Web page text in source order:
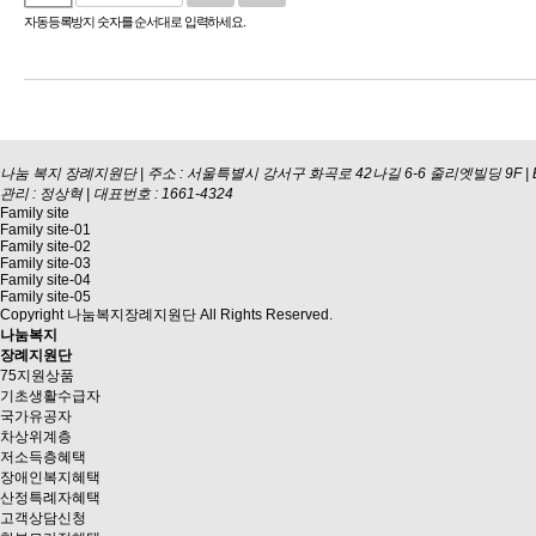
자동등록방지 숫자를 순서대로 입력하세요.
나눔 복지 장례지원단 주소 : 서울특별시 강서구 화곡로 42나길 6-6 줄리엣빌딩 9F
관리 : 정상혁 | 대표번호 : 1661-4324
Family site
Family site-01
Family site-02
Family site-03
Family site-04
Family site-05
Copyright 나눔복지장례지원단 All Rights Reserved.
나눔복지
장례지원단
75지원상품
기초생활수급자
국가유공자
차상위계층
저소득층혜택
장애인복지혜택
산정특례자혜택
고객상담신청